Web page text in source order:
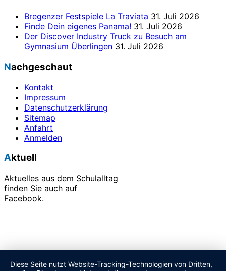
Bregenzer Festspiele La Traviata 31. Juli 2026
Finde Dein eigenes Panama! 31. Juli 2026
Der Discover Industry Truck zu Besuch am
Gymnasium Überlingen 31. Juli 2026
Nachgeschaut
Kontakt
Impressum
Datenschutzerklärung
Sitemap
Anfahrt
Anmelden
Aktuell
Aktuelles aus dem Schulalltag
finden Sie auch auf
Facebook.
Diese Seite nutzt Website-Tracking-Technologien von Dritten,